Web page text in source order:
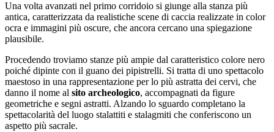
Una volta avanzati nel primo corridoio si giunge alla stanza più
antica, caratterizzata da realistiche scene di caccia realizzate in color
ocra e immagini più oscure, che ancora cercano una spiegazione
plausibile.
Procedendo troviamo stanze più ampie dal caratteristico colore nero
poiché dipinte con il guano dei pipistrelli. Si tratta di uno spettacolo
maestoso in una rappresentazione per lo più astratta dei cervi, che
danno il nome al sito archeologico, accompagnati da figure
geometriche e segni astratti. Alzando lo sguardo completano la
spettacolarità del luogo stalattiti e stalagmiti che conferiscono un
aspetto più sacrale.